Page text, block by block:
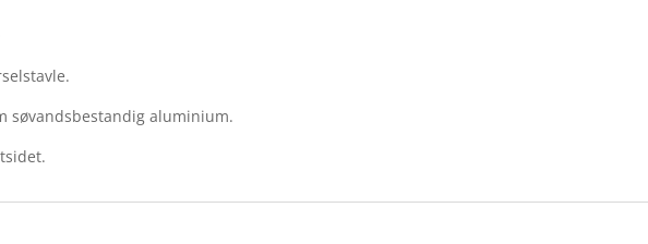
søvandsbestandig aluminium.